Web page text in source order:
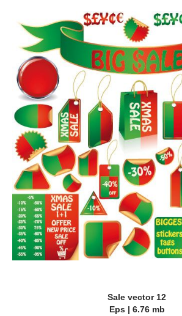
Sale vector 12
Eps | 6.76 mb